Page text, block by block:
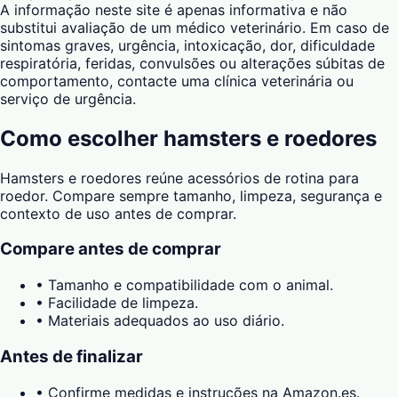
A informação neste site é apenas informativa e não
substitui avaliação de um médico veterinário. Em caso de
sintomas graves, urgência, intoxicação, dor, dificuldade
respiratória, feridas, convulsões ou alterações súbitas de
comportamento, contacte uma clínica veterinária ou
serviço de urgência.
Como escolher hamsters e roedores
Hamsters e roedores reúne acessórios de rotina para
roedor. Compare sempre tamanho, limpeza, segurança e
contexto de uso antes de comprar.
Compare antes de comprar
• Tamanho e compatibilidade com o animal.
• Facilidade de limpeza.
• Materiais adequados ao uso diário.
Antes de finalizar
• Confirme medidas e instruções na Amazon.es.